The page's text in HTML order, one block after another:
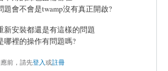
題會不會是twamp沒有真正開啟?
新安裝都還是有這樣的問題
哪裡的操作有問題嗎?
前，請先登入或註冊